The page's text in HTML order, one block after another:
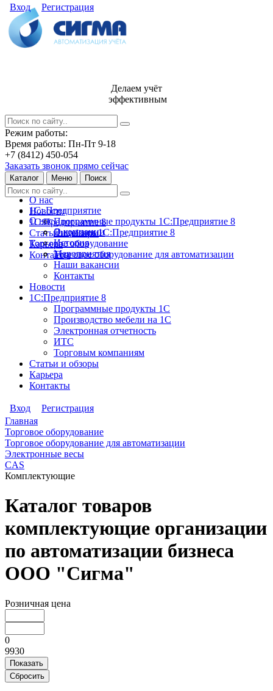
Вход Регистрация
Делаем учёт
эффективным
Режим работы:
Время работы: Пн-Пт 9-18
+7 (8412) 450-054
Заказать звонок прямо сейчас
Каталог Меню Поиск
О нас
Новости
1С:Предприятие 8
Статьи и обзоры
Карьера
Контакты
1С: Предприятие
Программные продукты 1С:Предприятие 8
Лицензии 1С:Предприятие 8
Торговое оборудование
Торговое оборудование для автоматизации
О нас
О компании
История
Мероприятия
Наши вакансии
Контакты
Новости
1С:Предприятие 8
Программные продукты 1С
Производство мебели на 1С
Электронная отчетность
ИТС
Торговым компаниям
Статьи и обзоры
Карьера
Контакты
Вход
Регистрация
Главная
Торговое оборудование
Торговое оборудование для автоматизации
Электронные весы
CAS
Комплектующие
Каталог товаров
комплектующие организации
по автоматизации бизнеса
ООО "Сигма"
Розничная цена
0
9930
Показать
Сбросить